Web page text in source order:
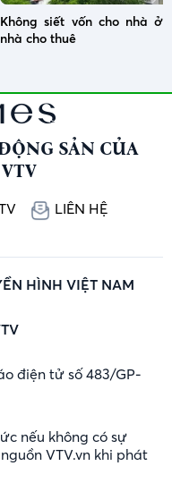
Không siết vốn cho nhà ở
nhà cho thuê
SẢN CỦA
LIÊN HỆ
HÌNH VIỆT NAM
điện tử số 483/GP-
nếu không có sự
VTV.vn khi phát